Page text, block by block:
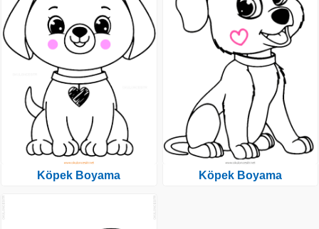
Köpek Boyama Köpek Boyama